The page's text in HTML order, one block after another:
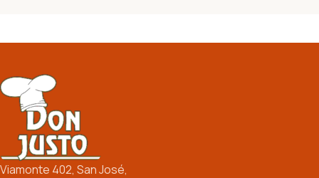
Viamonte 402, San José,